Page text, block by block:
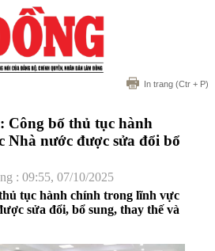
In trang (Ctr + P)
Công bố thủ tục hành
Nhà nước được sửa đổi bổ
: 09:55, 07/10/2025
tục hành chính trong lĩnh vực
sửa đổi, bổ sung, thay thế và